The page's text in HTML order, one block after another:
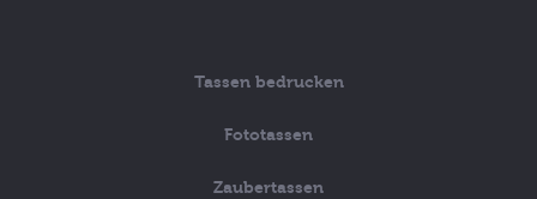
Tassen bedrucken
Fototassen
Zaubertassen